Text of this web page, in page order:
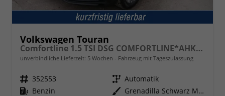
Volkswagen Touran
Comfortline 1.5 TSI DSG COMFORTLINE*AHK*NAVI*ACC*PDC*LED*SHZ*KAMERA*7-SITZER*17-ZOLL
unverbindliche Lieferzeit: 5 Wochen Fahrzeug mit Tageszulassung
Fahrzeugnr. 352553 Getriebe Automatik
Kraftstoff Benzin Außenfarbe
Grenadilla Schwarz Metallic